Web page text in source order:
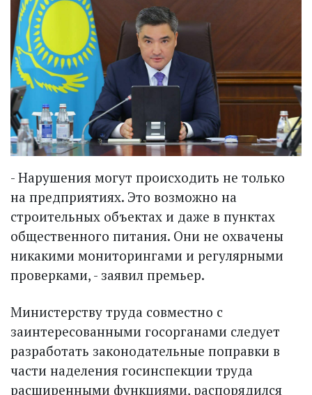
- Нарушения могут происходить не только
на предприятиях. Это возможно на
строительных объектах и даже в пунктах
общественного питания. Они не охвачены
никакими мониторингами и регулярными
проверками, - заявил премьер.
Министерству труда совместно с
заинтересованными госорганами следует
разработать законодательные поправки в
части наделения госинспекции труда
расширенными функциями, распорядился